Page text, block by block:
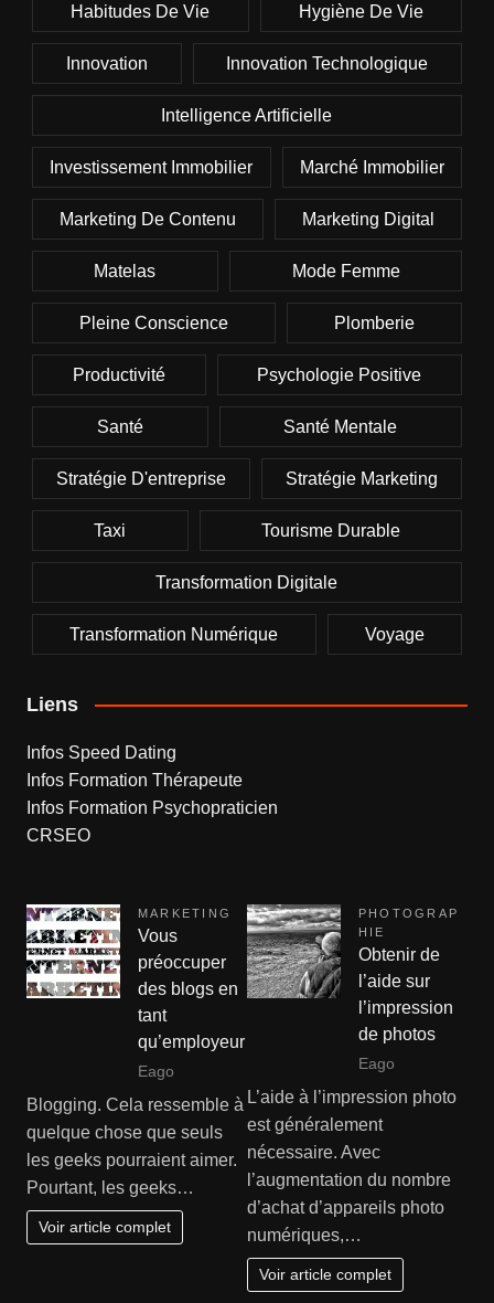
Habitudes De Vie Hygiène De Vie
Innovation Innovation Technologique
Intelligence Artificielle
Investissement Immobilier Marché Immobilier
Marketing De Contenu Marketing Digital
Matelas Mode Femme
Pleine Conscience Plomberie
Productivité Psychologie Positive
Santé Santé Mentale
Stratégie D'entreprise Stratégie Marketing
Taxi Tourisme Durable
Transformation Digitale
Transformation Numérique Voyage
Liens
Infos Speed Dating
Infos Formation Thérapeute
Infos Formation Psychopraticien
CRSEO
MARKETING
Vous
préoccuper
des blogs en
tant
qu’employeur
Eago
Blogging. Cela ressemble à
quelque chose que seuls
les geeks pourraient aimer.
Pourtant, les geeks…
Voir article complet
PHOTOGRAP
HIE
Obtenir de
l’aide sur
l’impression
de photos
Eago
L’aide à l’impression photo
est généralement
nécessaire. Avec
l’augmentation du nombre
d’achat d’appareils photo
numériques,…
Voir article complet